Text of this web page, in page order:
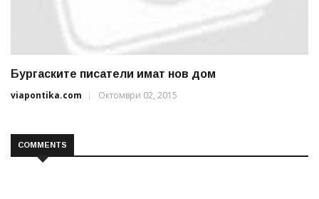
Бургаските писатели имат нов дом
viapontika.com
Октомври 02, 2015
COMMENTS